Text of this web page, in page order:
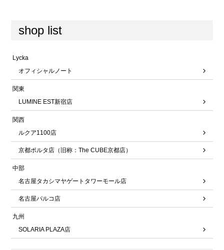
shop list
Lycka
オフィシャルノート
関東
LUMINE EST新宿店
関西
ルクア1100店
京都ポルタ店（旧称：The CUBE京都店）
中部
名古屋タカシマヤゲートタワーモール店
名古屋パルコ店
九州
SOLARIA PLAZA店